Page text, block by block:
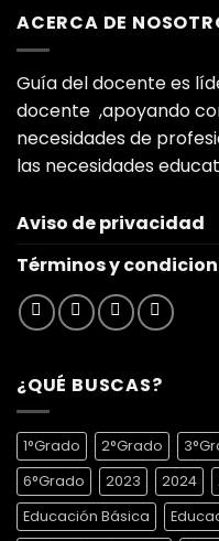
ACERCA DE
Guía del docente es
docente ,apoyando
necesidades de
las necesidades
Aviso de privacidad
Términos y
¿QUÉ BUSCAS?
1°Grado 2°Grado
6°Grado
2023 2024
Educación Básica